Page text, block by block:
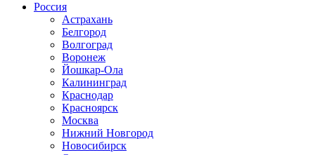
Россия
Астрахань
Белгород
Волгоград
Воронеж
Йошкар-Ола
Калининград
Краснодар
Красноярск
Москва
Нижний Новгород
Новосибирск